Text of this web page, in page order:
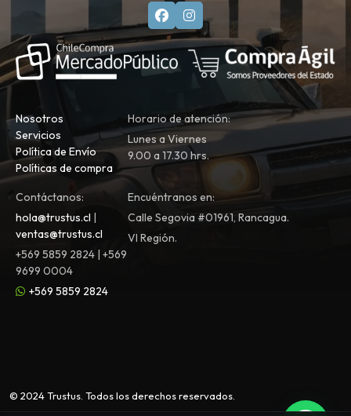
Nosotros
Servicios
Política de Envío
Políticas de compra
Horario de atención:
Lunes a Viernes
9.00 a 17.30 hrs.
Contáctanos:
hola@trustus.cl |
ventas@trustus.cl
+569 5859 2824 | +569
9699 0004
+569 5859 2824
Encuéntranos en:
Calle Segovia #01961, Rancagua.
VI Región.
© 2024 Trustus. Todos los derechos reservados.